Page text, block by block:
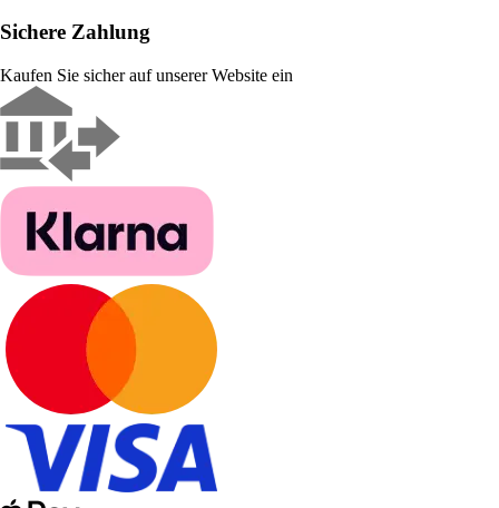
Sichere Zahlung
Kaufen Sie sicher auf unserer Website ein